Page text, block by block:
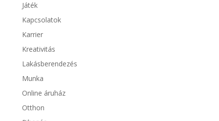
Játék
Kapcsolatok
Karrier
Kreativitás
Lakásberendezés
Munka
Online áruház
Otthon